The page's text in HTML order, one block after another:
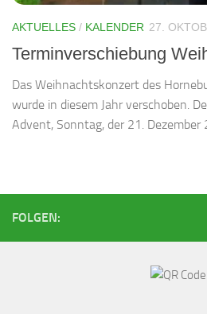
AKTUELLES / KALENDER 27.
Terminverschiebung
Das Weihnachtskonzert des
wurde in diesem Jahr verschoben.
Advent, Sonntag, der 21. Dezember
FOLGEN: